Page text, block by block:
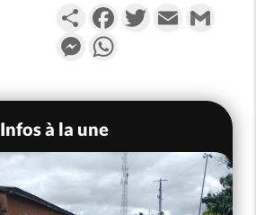
PartagerFacebookTwitterEmail
Messenger
Infos à la une